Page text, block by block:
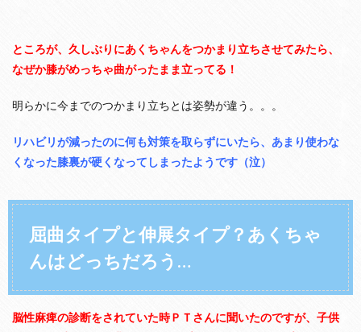
ど
っ
ろ
…
3
を
ば
ス
レ
チ
ところが、久しぶりにあくちゃんをつかまり立ちさせてみたら、
なぜか膝がめっちゃ曲がったまま立ってる！
明らかに今までのつかまり立ちとは姿勢が違う。。。
リハビリが減ったのに何も対策を取らずにいたら、あまり使わな
くなった膝裏が硬くなってしまったようです（泣）
屈曲タイプと伸展タイプ？あくちゃ
んはどっちだろう…
脳性麻痺の診断をされていた時ＰＴさんに聞いたのですが、子供